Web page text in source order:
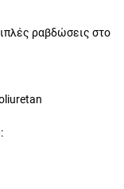
ραβδώσεις στο